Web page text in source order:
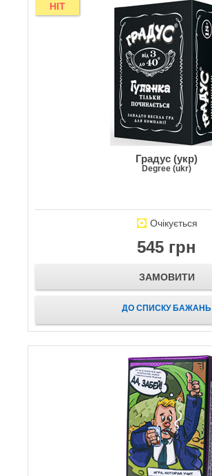
HIT
Градус (укр)
Degree (ukr)
Очікується
545 грн
ЗАМОВИТИ
ДО СПИСКУ БАЖАНЬ